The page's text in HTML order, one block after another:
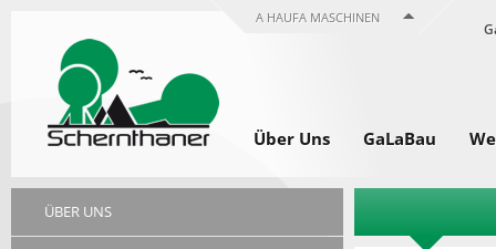
A HAUFA MASCHINEN
Über Uns GaLaBau
ÜBER UNS